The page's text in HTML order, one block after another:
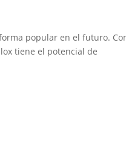
popular en el futuro.
tiene el potencial de